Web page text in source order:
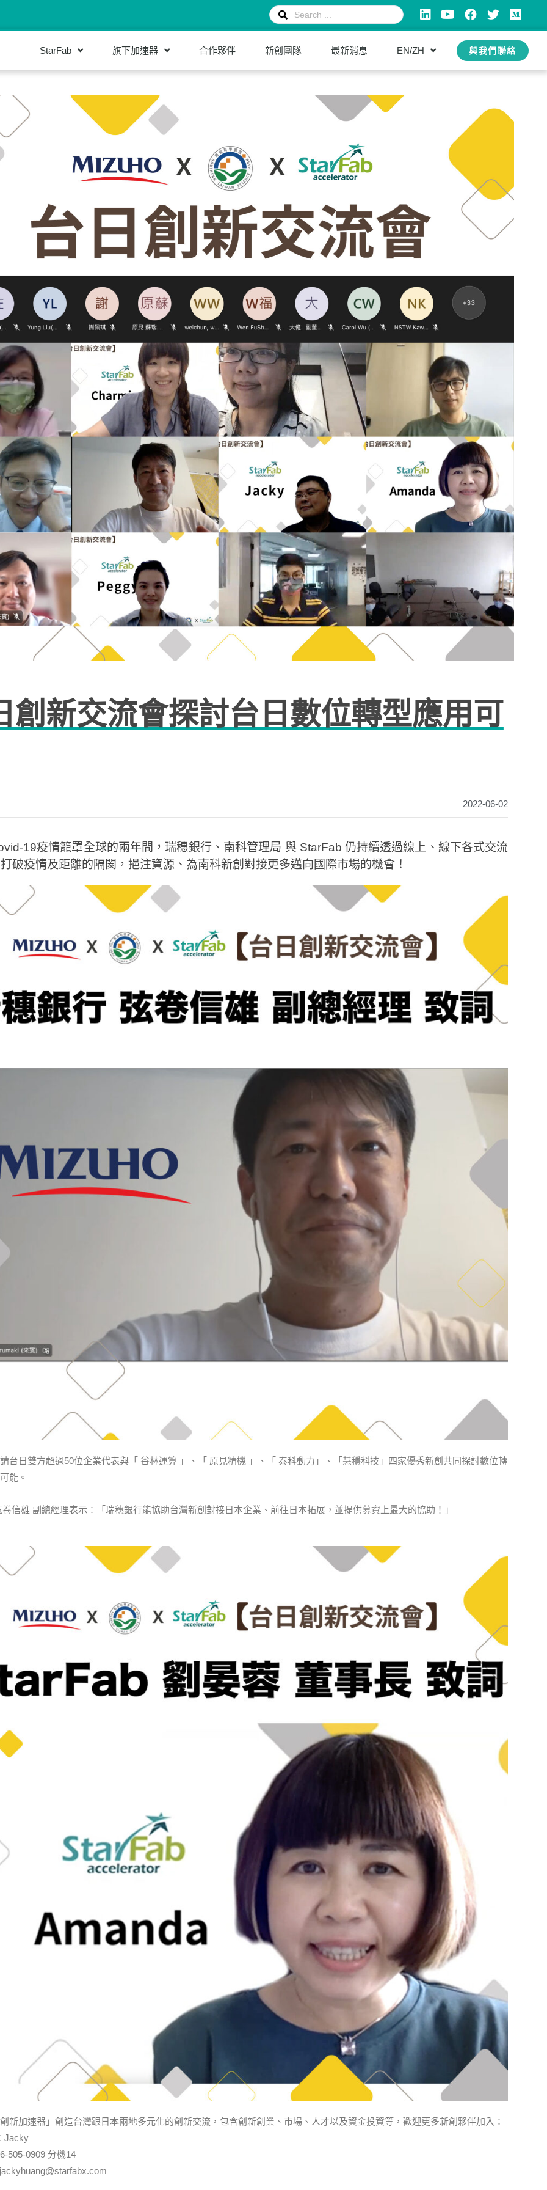
StarFab 旗下加速器 合作夥伴 新創團隊 最新消息 EN/ZH 與我們聯絡
創新交流會探討台日數位轉型應用可
2022-06-02
19疫情籠罩全球的兩年間，瑞穗銀行、南科管理局 與 StarFab 仍持續透過線上、線下各式交流
破疫情及距離的隔閡，挹注資源、為南科新創對接更多邁向國際市場的機會！
台日雙方超過50位企業代表與「 谷林運算 」、「 原見精機 」、「 泰科動力」、「慧穩科技」四家優秀新創共同探討數位轉
能。
信雄 副總經理表示：「瑞穗銀行能協助台灣新創對接日本企業、前往日本拓展，並提供募資上最大的協助！」
新加速器」創造台灣跟日本兩地多元化的創新交流，包含創新創業、市場、人才以及資金投資等，歡迎更多新創夥伴加入 ：
Jacky
505-0909 分機14